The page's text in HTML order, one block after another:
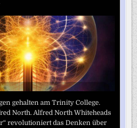
gehalten am Trinity College.
North. Alfred North Whiteheads
revolutioniert das Denken über